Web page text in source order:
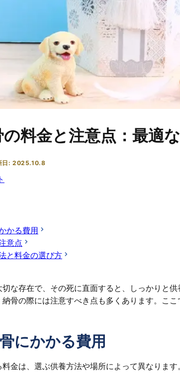
料金と注意点：最適
日:2025.10.8
かる費用
意点
と料金の選び方
な存在で、その死に直面すると、しっかりと
骨の際には注意すべき点も多くあります。こ
にかかる費用
金は、選ぶ供養方法や場所によって異なりま